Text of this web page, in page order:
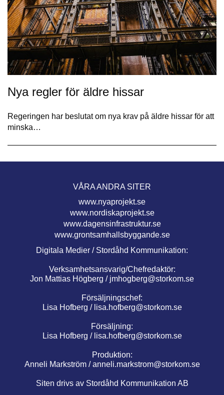
Nya regler för äldre hissar
Regeringen har beslutat om nya krav på äldre hissar för att
minska…
VÅRA ANDRA SITER
www.nyaprojekt.se
www.nordiskaprojekt.se
www.dagensinfrastruktur.se
www.grontsamhallsbyggande.se
Digitala Medier / Stordåhd Kommunikation:
Verksamhetsansvarig/Chefredaktör:
Jon Mattias Högberg / jmhogberg@storkom.se
Försäljningschef:
Lisa Hofberg / lisa.hofberg@storkom.se
Försäljning:
Lisa Hofberg / lisa.hofberg@storkom.se
Produktion:
Anneli Markström /anneli.markstrom@storkom.se
Siten drivs av Stordåhd Kommunikation AB